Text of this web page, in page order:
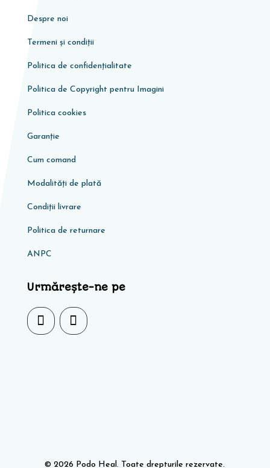
Despre noi
Termeni și condiții
Politica de confidențialitate
Politica de Copyright pentru Imagini
Politica cookies
Garanţie
Cum comand
Modalități de plată
Condiţii livrare
Politica de returnare
ANPC
Urmărește-ne pe
© 2026 Podo Heal. Toate drepturile rezervate.